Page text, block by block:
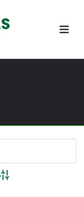
avanzada